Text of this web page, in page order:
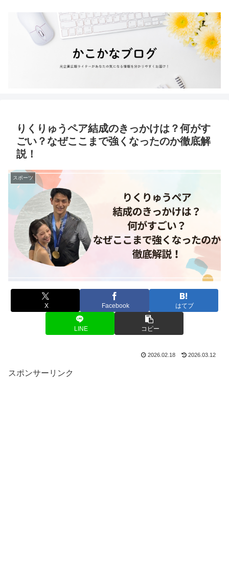
りくりゅうペア結成のきっかけは？何がす
ごい？なぜここまで強くなったのか徹底解
説！
スポーツ
X Facebook はてブ
LINE コピー
2026.02.18 2026.03.12
スポンサーリンク